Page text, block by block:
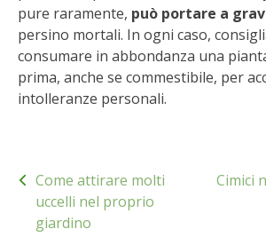
ANIMALI UMANI E NON
IL MIO 2025
CORMIK
VIGNETO BIO
pure raramente, può portare a
persino mortali. In ogni caso,
consumare in abbondanza una
prima, anche se commestibile, per
intolleranze personali.
articoli
Come attirare molti
uccelli nel proprio
giardino
Cimici